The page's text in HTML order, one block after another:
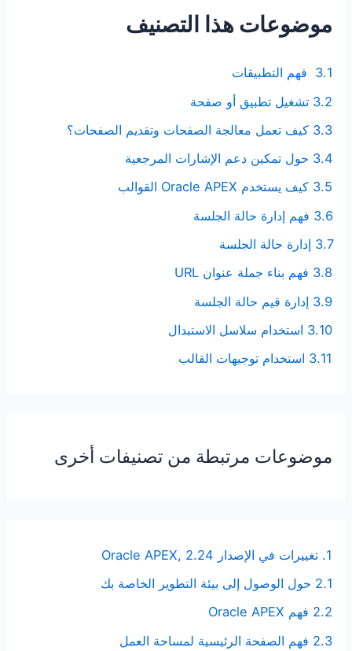
موضوعات هذا التصنيف
3.1 فهم التطبيقات
3.2 تشغيل تطبيق أو صفحة
3.3 كيف تعمل معالجة الصفحات وتقديم الصفحات؟
3.4 حول تمكين دعم الإشارات المرجعية
3.5 كيف يستخدم Oracle APEX القوالب
3.6 فهم إدارة حالة الجلسة
3.7 إدارة حالة الجلسة
3.8 فهم بناء جملة عنوان URL
3.9 إدارة قيم حالة الجلسة
3.10 استخدام سلاسل الاستبدال
3.11 استخدام توجيهات القالب
موضوعات مرتبطة من تصنيفات أخرى
1. تغييرات في الإصدار Oracle APEX, 2.24
2.1 حول الوصول إلى بيئة التطوير الخاصة بك
2.2 فهم Oracle APEX
2.3 فهم الصفحة الرئيسية لمساحة العمل